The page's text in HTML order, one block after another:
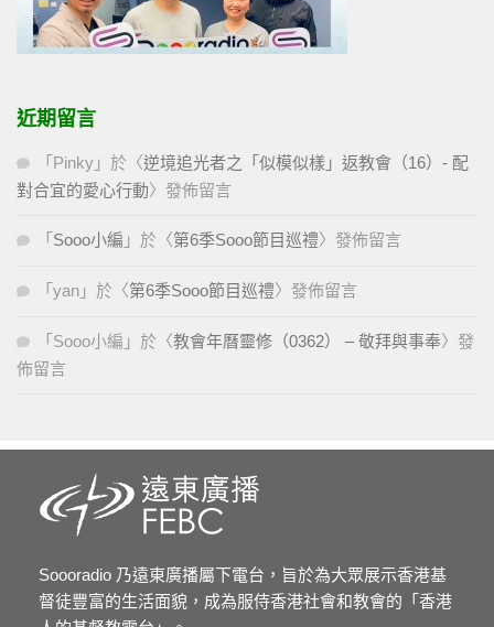
近期留言
「 Pinky 」於〈逆境追光者之「似模似樣」返教會（16）- 配
對合宜的愛心行動〉發佈留言
「 Sooo小編 」於〈第6季Sooo節目巡禮〉發佈留言
「 yan 」於〈第6季Sooo節目巡禮〉發佈留言
「 Sooo小編 」於〈教會年曆靈修（0362） – 敬拜與事奉〉發
佈留言
Soooradio 乃遠東廣播屬下電台，旨於為大眾展示香港基
督徒豐富的生活面貌，成為服侍香港社會和教會的「香港